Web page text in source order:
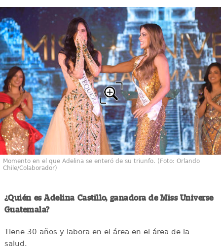
Momento en el que Adelina se enteró de su triunfo. (Foto: Orlando
Chile/Colaborador)
¿Quién es Adelina Castillo, ganadora de Miss Universe
Guatemala?
Tiene 30 años y labora en el área en el área de la
salud.